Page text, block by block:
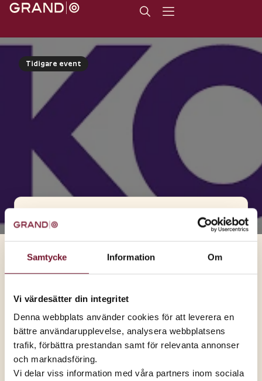
Samtycke Information Om
Vi värdesätter din integritet
Denna webbplats använder cookies för att leverera en
bättre användarupplevelse, analysera webbplatsens
trafik, förbättra prestandan samt för relevanta annonser
och marknadsföring.
Vi delar viss information med våra partners inom sociala
Tidigare event
Eventet har passerat
Datum:
19 mars2025
Tid:
09.00-20.00
Plats:
EKO